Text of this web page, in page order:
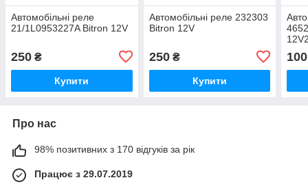
Автомобільні реле
21/1L0953227A Bitron 12V
250 ₴
Купити
Автомобільні реле 232303
Bitron 12V
250₴
Купити
100
Про нас
98% позитивних з 170 відгуків за рік
Працює з 29.07.2019